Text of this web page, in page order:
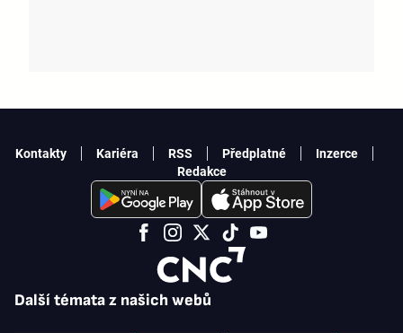
Další témata z našich webů
Kontakty Kariéra RSS Předplatné
Inzerce
Redakce